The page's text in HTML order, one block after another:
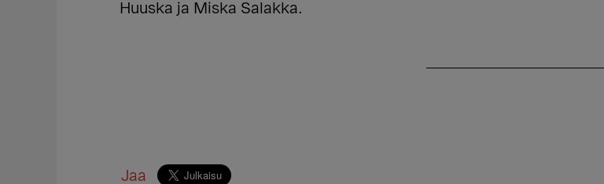
Huuska ja Miska Salakka.
Jaa